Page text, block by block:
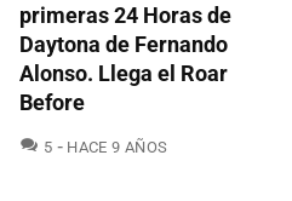
primeras 24 Horas de
Daytona de Fernando
Alonso. Llega el Roar
Before
5 COMENTARIOS
HACE 9 AÑOS